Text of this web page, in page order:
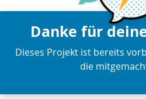
Danke für
Dieses Projekt ist bereits
die